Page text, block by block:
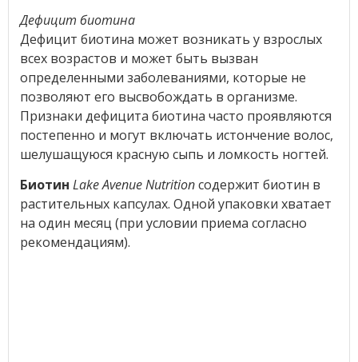
Дефицит биотина
Дефицит биотина может возникать у взрослых
всех возрастов и может быть вызван
определенными заболеваниями, которые не
позволяют его высвобождать в организме.
Признаки дефицита биотина часто проявляются
постепенно и могут включать истончение волос,
шелушащуюся красную сыпь и ломкость ногтей.
Биотин Lake Avenue Nutritionсодержит биотин в
растительных капсулах. Одной упаковки хватает
на один месяц (при условии приема согласно
рекомендациям).